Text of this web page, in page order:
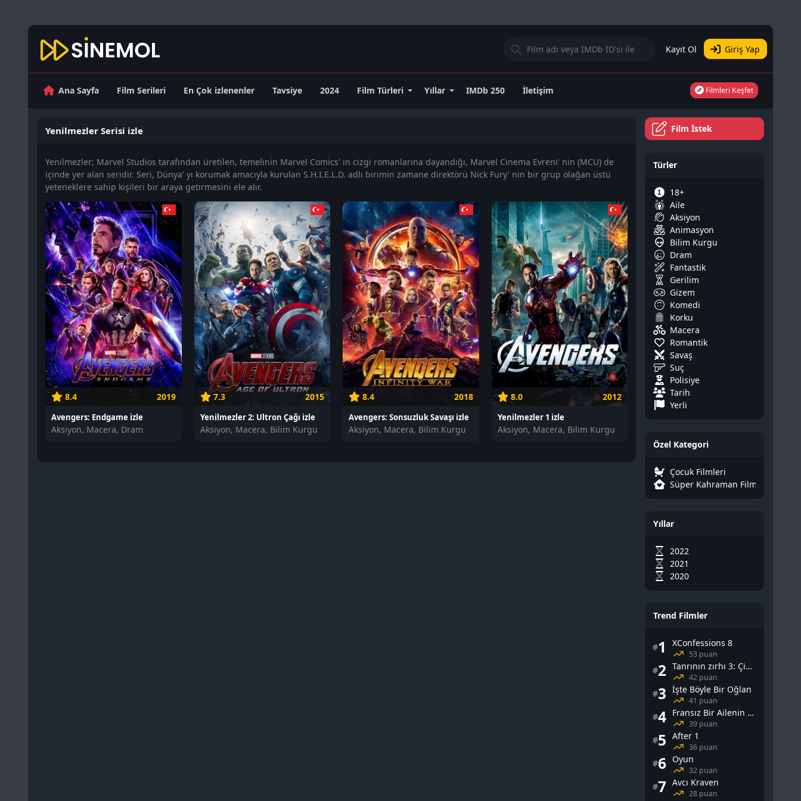
Kayıt Ol Giriş Yap
Ana Sayfa Film Serileri En Çok izlenenler Tavsiye 2024 Film Türleri Yıllar IMDb 250 İletişim Filmleri Keşfet
Yenilmezler Serisi izle
Yenilmezler; Marvel Studios tarafından üretilen, temelinin Marvel Comics' in cizgi romanlarına dayandığı, Marvel Cinema Evreni' nin (MCU) de
içinde yer alan seridir. Seri, Dünya' yı korumak amacıyla kurulan S.H.I.E.L.D. adlı birimin zamane direktörü Nick Fury' nin bir grup olağan üstü
yeteneklere sahip kişileri bir araya getirmesini ele alır.
8.4 2019
Avengers: Endgame izle
Aksiyon, Macera, Dram
7.3 2015
Yenilmezler 2: Ultron Çağı izle
Aksiyon, Macera, Bilim Kurgu
8.4 2018
Avengers: Sonsuzluk Savaşı izle
Aksiyon, Macera, Bilim Kurgu
8.0 2012
Yenilmezler 1 izle
Aksiyon, Macera, Bilim Kurgu
Film İstek
Türler
18+
Aile
Aksiyon
Animasyon
Bilim Kurgu
Dram
Fantastik
Gerilim
Gizem
Komedi
Korku
Macera
Romantik
Savaş
Suç
Polisiye
Tarih
Yerli
Özel Kategori
Çocuk Filmleri
Süper Kahraman Filmleri
Yıllar
2022
2021
2020
Trend Filmler
#1 XConfessions 8
53 puan
#2 Tanrının zırhı 3: Çin Falı
42 puan
#3 İşte Böyle Bir Oğlan
41 puan
#4 Fransız Bir Ailenin Cinsel Yaşamı
39 puan
#5 After 1
36 puan
#6 Oyun
32 puan
#7 Avcı Kraven
28 puan